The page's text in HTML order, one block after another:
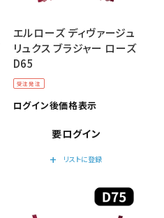
受注発注
エルローズ ディヴァージュ
リュクス ブラジャー ローズ
D65
ログイン後価格表示
要ログイン
add
リストに登録